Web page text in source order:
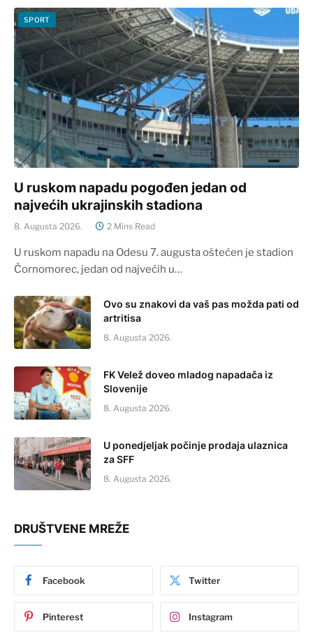
SPORT
U ruskom napadu pogođen jedan od
najvećih ukrajinskih stadiona
8. Augusta 2026. 2 Mins Read
U ruskom napadu na Odesu 7. augusta oštećen je stadion
Čornomorec, jedan od najvećih u…
Ovo su znakovi da vaš pas možda pati od
artritisa
8. Augusta 2026.
FK Velež doveo mladog napadača iz
Slovenije
8. Augusta 2026.
U ponedjeljak počinje prodaja ulaznica
za SFF
8. Augusta 2026.
DRUŠTVENE MREŽE
Facebook Twitter
Pinterest Instagram